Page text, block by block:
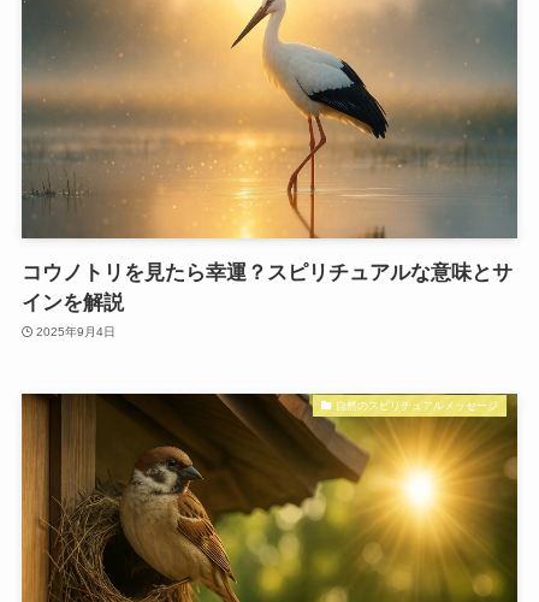
コウノトリを見たら幸運？スピリチュアルな意味とサ
インを解説
2025年9月4日
自然のスピリチュアルメッセージ